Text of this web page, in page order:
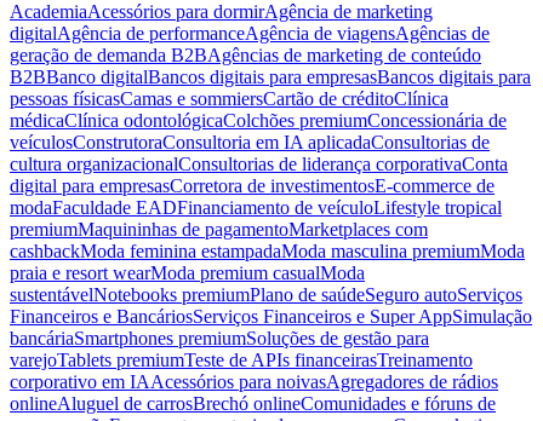
AcademiaAcessórios para dormirAgência de marketing
digitalAgência de performanceAgência de viagensAgências de
geração de demanda B2BAgências de marketing de conteúdo
B2BBanco digitalBancos digitais para empresasBancos digitais para
pessoas físicasCamas e sommiersCartão de créditoClínica
médicaClínica odontológicaColchões premiumConcessionária de
veículosConstrutoraConsultoria em IA aplicadaConsultorias de
cultura organizacionalConsultorias de liderança corporativaConta
digital para empresasCorretora de investimentosE-commerce de
modaFaculdade EADFinanciamento de veículoLifestyle tropical
premiumMaquininhas de pagamentoMarketplaces com
cashbackModa feminina estampadaModa masculina premiumModa
praia e resort wearModa premium casualModa
sustentávelNotebooks premiumPlano de saúdeSeguro autoServiços
Financeiros e BancáriosServiços Financeiros e Super AppSimulação
bancáriaSmartphones premiumSoluções de gestão para
varejoTablets premiumTeste de APIs financeirasTreinamento
corporativo em IAAcessórios para noivasAgregadores de rádios
onlineAluguel de carrosBrechó onlineComunidades e fóruns de